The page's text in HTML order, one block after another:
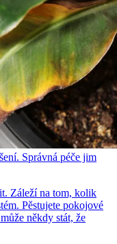
Správná péče jim
Záleží na tom, kolik
Pěstujete pokojové
někdy stát, že